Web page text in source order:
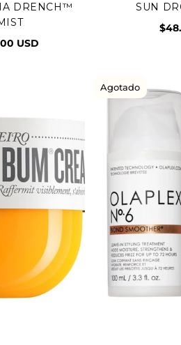
DRENCH™
USD
SUN
Agotado